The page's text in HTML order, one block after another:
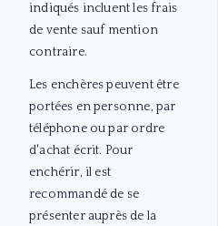
indiqués incluent les frais
de vente sauf mention
contraire.
Les enchères peuvent être
portées en personne, par
téléphone ou par ordre
d'achat écrit. Pour
enchérir, il est
recommandé de se
présenter auprès de la